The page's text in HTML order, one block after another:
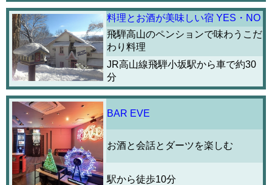
料理とお酒が美味しい宿 YES・NO
飛騨高山のペンションで味わうこだ
わり料理
JR高山線飛騨小坂駅から車で約30
分
BAR EVE
お酒と会話とダーツを楽しむ
駅から徒歩10分